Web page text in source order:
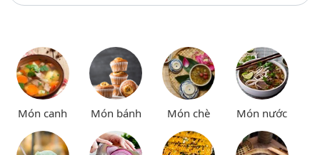
Món canh Món bánh Món chè Món nước